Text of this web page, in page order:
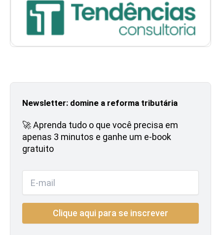
Newsletter: domine a reforma tributária
🚀 Aprenda tudo o que você precisa em
apenas 3 minutos e ganhe um e-book
gratuito